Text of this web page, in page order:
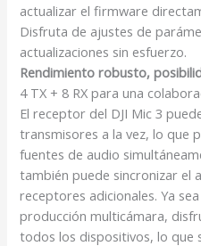
actualizar el firmware
Disfruta de ajustes de
actualizaciones sin esfuerzo.
Rendimiento robusto,
4 TX + 8 RX parauna
El receptor del DJI Mic 3
transmisores a la vez, lo que
fuentes de audio
también puede sincronizar el
receptores adicionales. Ya
producción multicámara,
todos los dispositivos, lo que